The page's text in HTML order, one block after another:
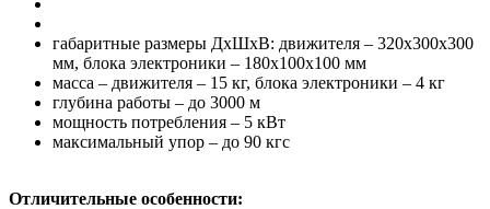
габаритные размеры ДхШхВ: движителя – 320х300х300
мм, блока электроники – 180х100х100 мм
масса – движителя – 15 кг, блока электроники – 4 кг
глубина работы – до 3000 м
мощность потребления – 5 кВт
максимальный упор – до 90 кгc
Отличительные особенности: